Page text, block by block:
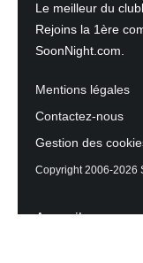
Le meilleur du
Rejoins la 1ère
SoonNight.com.
Mentions légales
Contactez-nous
Gestion des
Copyright 2006-2026
Accueil